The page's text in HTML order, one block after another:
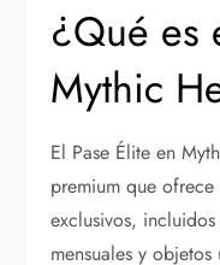
¿Qué es
Mythic
El Pase Élite en
premium que
exclusivos,
mensuales y